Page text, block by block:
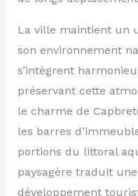
La ville maintient un
son environnement
s’intègrent
préservant cette
le charme de
les barres
portions du littoral
paysagère traduit
développement